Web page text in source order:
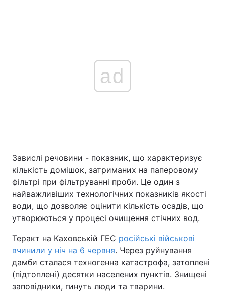
ad
Завислі речовини - показник, що характеризує
кількість домішок, затриманих на паперовому
фільтрі при фільтруванні проби. Це один з
найважливіших технологічних показників якості
води, що дозволяє оцінити кількість осадів, що
утворюються у процесі очищення стічних вод.
Теракт на Каховській ГЕС російські військові
вчинили у ніч на 6 червня. Через руйнування
дамби сталася техногенна катастрофа, затоплені
(підтоплені) десятки населених пунктів. Знищені
заповідники, гинуть люди та тварини.